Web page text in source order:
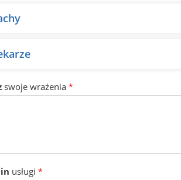
swoje wrażenia *
usługi *